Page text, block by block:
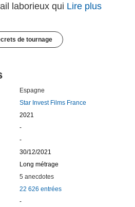
laborieux qui Lire plus
de tournage
Espagne
Star Invest Films France
2021
-
-
30/12/2021
Long métrage
5 anecdotes
22 626 entrées
-